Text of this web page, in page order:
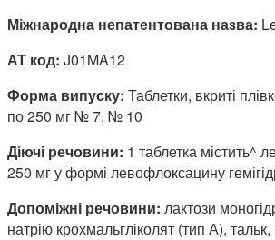
Міжнародна непатентована назва:
АТ код: J01MA12
Форма випуску: Таблетки, вкриті
по 250 мг № 7, № 10
Діючі речовини: 1 таблетка містить^
250 мг у формі левофлоксацину
Допоміжні речовини: лактози
натрію крохмальгліколят (тип А),